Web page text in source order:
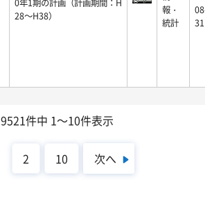
0年1期の計画（計画期間：H
28～H38）
報・
統計
08-
31
9521件中 1～10件表示
2 10 次へ